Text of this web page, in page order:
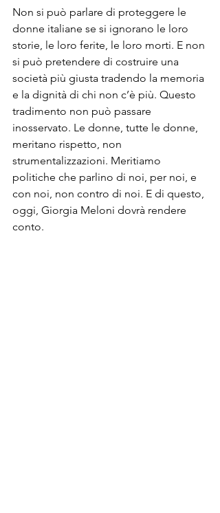
Non si può parlare di proteggere le
donne italiane se si ignorano le loro
storie, le loro ferite, le loro morti. E non
si può pretendere di costruire una
società più giusta tradendo la memoria
e la dignità di chi non c’è più. Questo
tradimento non può passare
inosservato. Le donne, tutte le donne,
meritano rispetto, non
strumentalizzazioni. Meritiamo
politiche che parlino di noi, per noi, e
con noi, non contro di noi. E di questo,
oggi, Giorgia Meloni dovrà rendere
conto.